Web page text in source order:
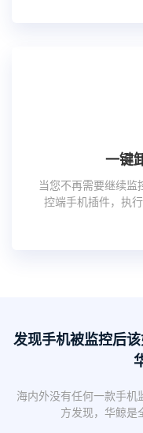
一键
当您不再需要继续监
控端手机插件，执
发现手机被监控后
海内外没有任何一款手机
方发现，华鲸是